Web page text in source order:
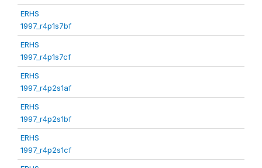
ERHS
1997_r4p1s7bf
ERHS
1997_r4p1s7cf
ERHS
1997_r4p2s1af
ERHS
1997_r4p2s1bf
ERHS
1997_r4p2s1cf